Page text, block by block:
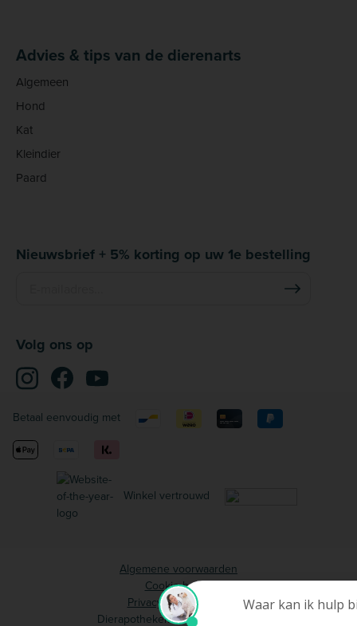
Advies & tips van de dierenarts
Algemeen
Hond
Kat
Kleindier
Paard
Nieuwsbrief + 5% korting op uw 1e bestelling
Volg ons op
Betaal eenvoudig met
Winkel vertrouwd
Dierapotheker.be © 2006 - 2026
Algemene voorwaarden
Cookie beleid
Privacy voorwaarden